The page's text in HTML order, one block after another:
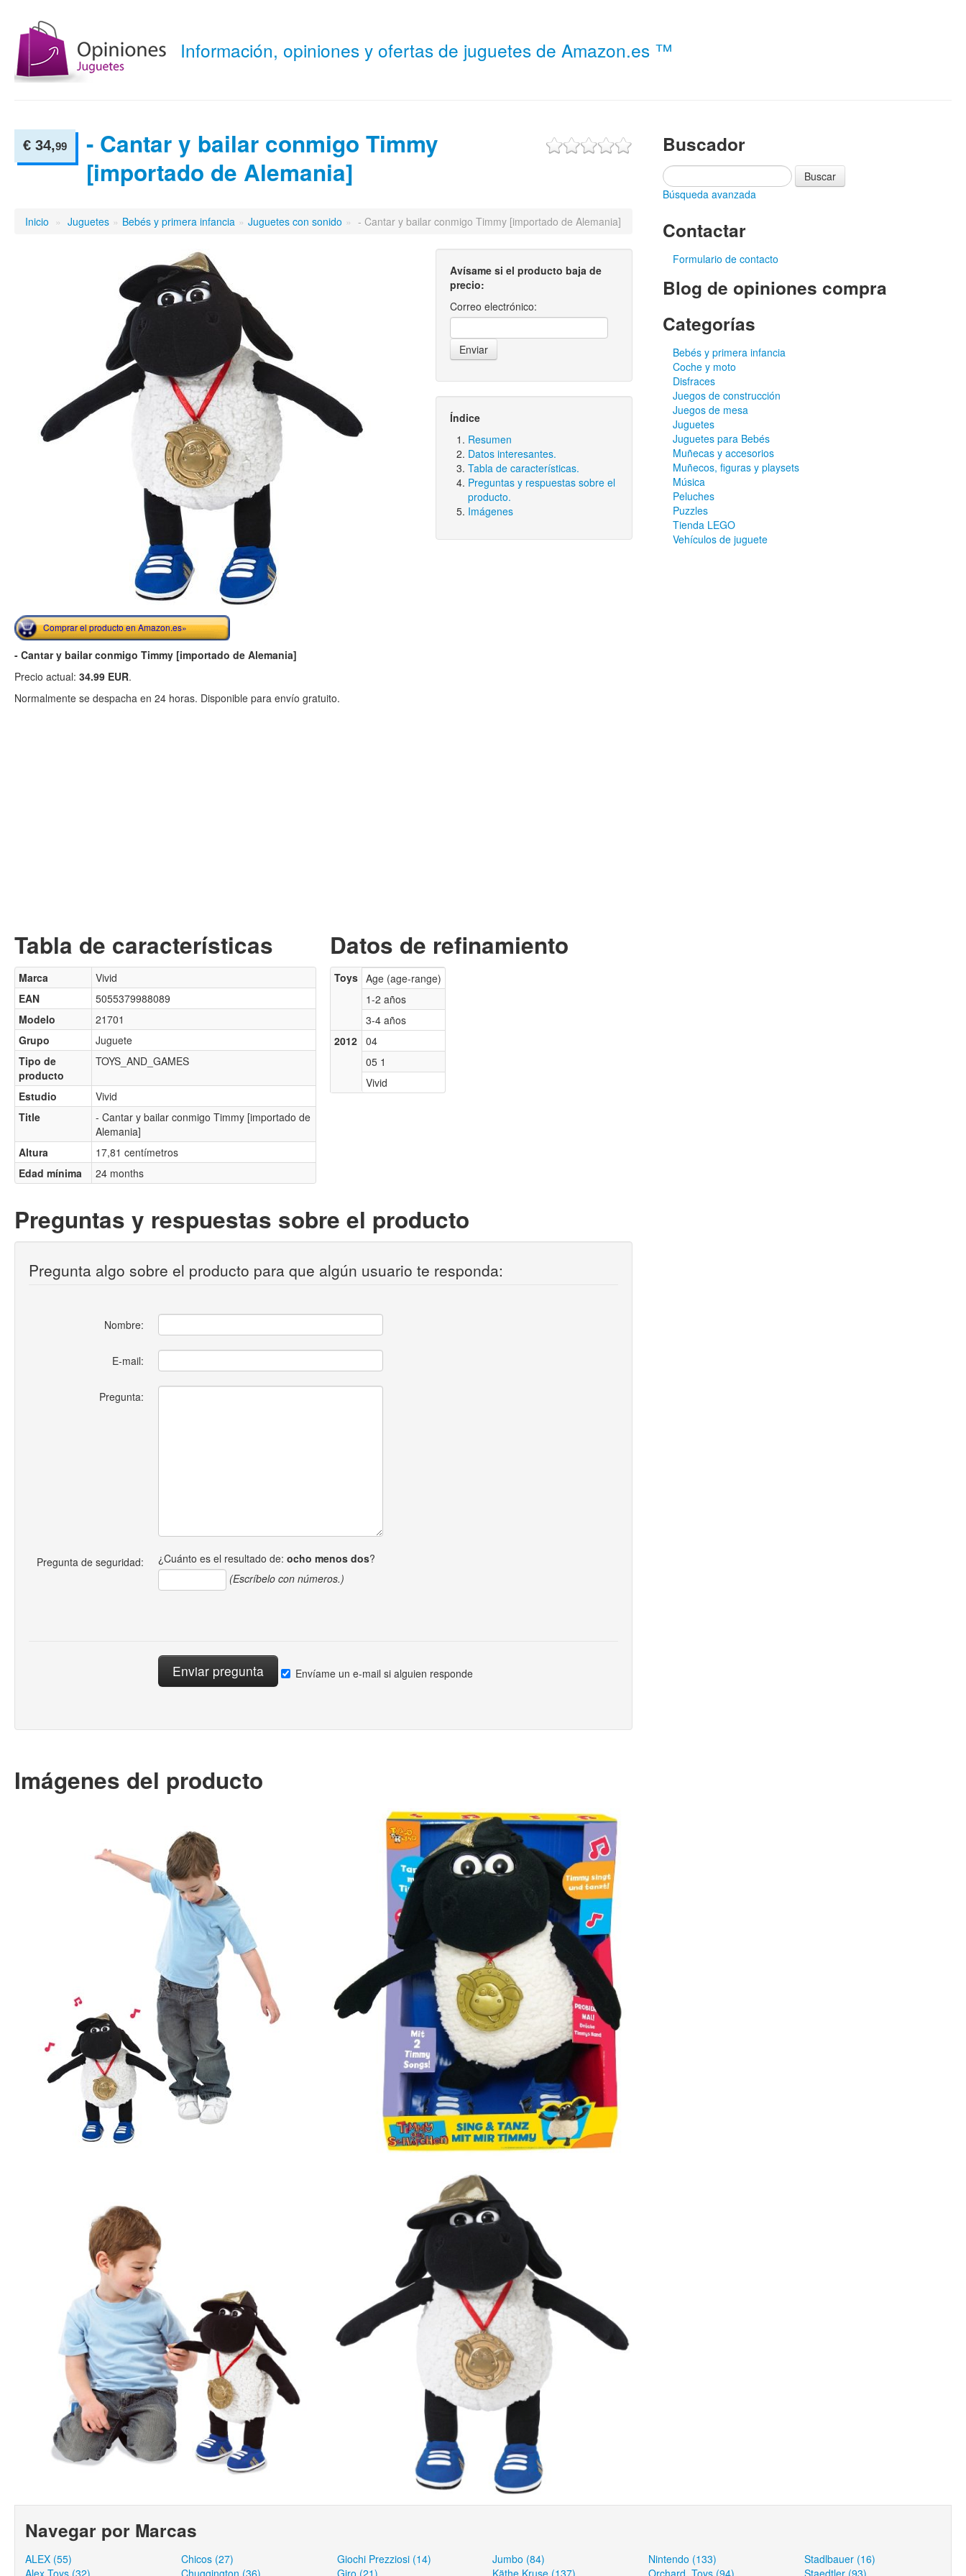
Información, opiniones y ofertas de juguetes de Amazon.es ™
€ 34,99
- Cantar y bailar conmigo Timmy
[importado de Alemania]
Inicio » Juguetes » Bebés y primera infancia » Juguetes con sonido » - Cantar y bailar conmigo Timmy [importado de Alemania]
Avísame si el producto baja de
precio:
Correo electrónico:
Índice
Resumen
Datos interesantes.
Tabla de características.
Preguntas y respuestas sobre el
producto.
Imágenes
Comprar el producto en Amazon.es»
- Cantar y bailar conmigo Timmy [importado de Alemania]
Precio actual: 34.99 EUR.
Normalmente se despacha en 24 horas. Disponible para envío gratuito.
Tabla de características
Marca
Vivid
EAN
5055379988089
Modelo
21701
Grupo
Juguete
Tipo de
producto
TOYS_AND_GAMES
Estudio
Vivid
Title
- Cantar y bailar conmigo Timmy [importado de
Alemania]
Altura
17,81 centímetros
Edad mínima
24 months
Datos de refinamiento
Toys Age (age-range)
1-2 años
3-4 años
2012
04
05 1
Vivid
Preguntas y respuestas sobre el producto
Pregunta algo sobre el producto para que algún usuario te responda:
Nombre:
E-mail:
Pregunta:
Pregunta de seguridad: ¿Cuánto es el resultado de: ocho menos dos?
(Escríbelo con números.)
Envíame un e-mail si alguien responde
Imágenes del producto
Buscador
Búsqueda avanzada
Contactar
Formulario de contacto
Blog de opiniones compra
Categorías
Bebés y primera infancia
Coche y moto
Disfraces
Juegos de construcción
Juegos de mesa
Juguetes
Juguetes para Bebés
Muñecas y accesorios
Muñecos, figuras y playsets
Música
Peluches
Puzzles
Tienda LEGO
Vehículos de juguete
Navegar por Marcas
ALEX (55)
Alex Toys (32)
Chicos (27)
Chuggington (36)
Giochi Prezziosi (14)
Giro (21)
Jumbo (84)
Käthe Kruse (137)
Nintendo (133)
Orchard_Toys (94)
Stadlbauer (16)
Staedtler (93)